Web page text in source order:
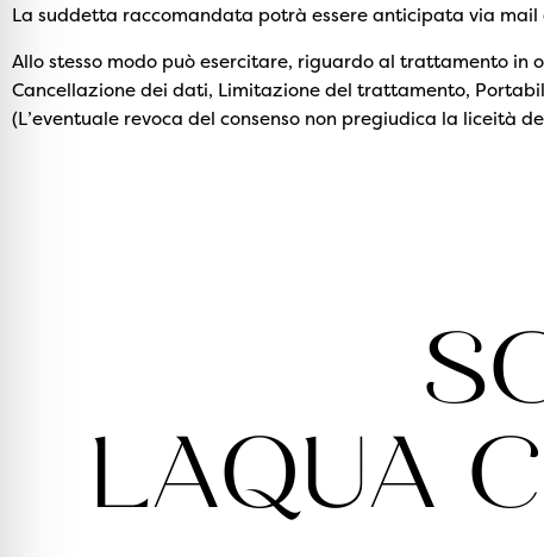
La suddetta raccomandata potrà essere anticipata via
Allo stesso modo può esercitare, riguardo al trattamento
Cancellazione dei dati, Limitazione del trattamento,
(L’eventuale revoca del consenso non pregiudica la liceità
LAQUA